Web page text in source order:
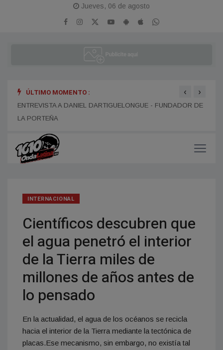
Jueves, 06 de agosto
ÚLTIMO MOMENTO :
LA PORTEÑA
ENTREVISTA A ALEJANDRO KIM
‹ ›
INTERNACIONAL
Científicos descubren que
el agua penetró el interior
de la Tierra miles de
millones de años antes de
lo pensado
En la actualidad, el agua de los océanos se recicla
hacia el interior de la Tierra mediante la tectónica de
placas.Ese mecanismo, sin embargo, no existía tal